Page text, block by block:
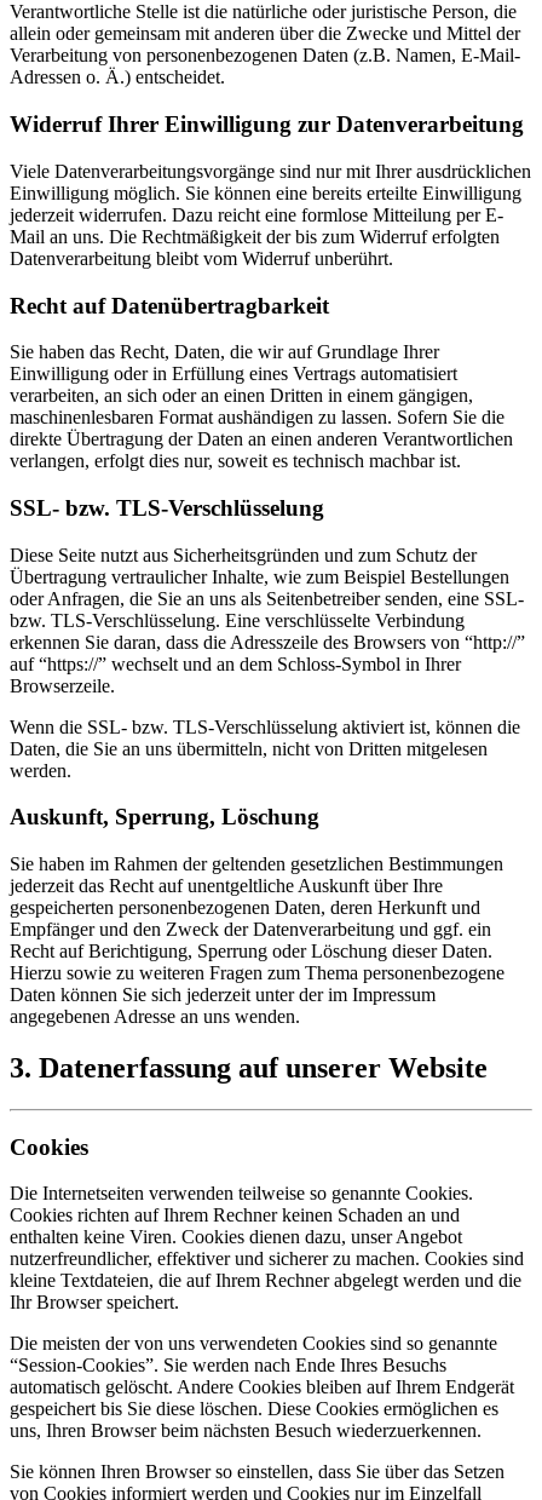
Verantwortliche Stelle ist die natürliche oder juristische Person, die
allein oder gemeinsam mit anderen über die Zwecke und Mittel der
Verarbeitung von personenbezogenen Daten (z.B. Namen, E-Mail-
Adressen o. Ä.) entscheidet.
Widerruf Ihrer Einwilligung zur Datenverarbeitung
Viele Datenverarbeitungsvorgänge sind nur mit Ihrer ausdrücklichen
Einwilligung möglich. Sie können eine bereits erteilte Einwilligung
jederzeit widerrufen. Dazu reicht eine formlose Mitteilung per E-
Mail an uns. Die Rechtmäßigkeit der bis zum Widerruf erfolgten
Datenverarbeitung bleibt vom Widerruf unberührt.
Recht auf Datenübertragbarkeit
Sie haben das Recht, Daten, die wir auf Grundlage Ihrer
Einwilligung oder in Erfüllung eines Vertrags automatisiert
verarbeiten, an sich oder an einen Dritten in einem gängigen,
maschinenlesbaren Format aushändigen zu lassen. Sofern Sie die
direkte Übertragung der Daten an einen anderen Verantwortlichen
verlangen, erfolgt dies nur, soweit es technisch machbar ist.
SSL- bzw. TLS-Verschlüsselung
Diese Seite nutzt aus Sicherheitsgründen und zum Schutz der
Übertragung vertraulicher Inhalte, wie zum Beispiel Bestellungen
oder Anfragen, die Sie an uns als Seitenbetreiber senden, eine SSL-
bzw. TLS-Verschlüsselung. Eine verschlüsselte Verbindung
erkennen Sie daran, dass die Adresszeile des Browsers von “http://”
auf “https://” wechselt und an dem Schloss-Symbol in Ihrer
Browserzeile.
Wenn die SSL- bzw. TLS-Verschlüsselung aktiviert ist, können die
Daten, die Sie an uns übermitteln, nicht von Dritten mitgelesen
werden.
Auskunft, Sperrung, Löschung
Sie haben im Rahmen der geltenden gesetzlichen Bestimmungen
jederzeit das Recht auf unentgeltliche Auskunft über Ihre
gespeicherten personenbezogenen Daten, deren Herkunft und
Empfänger und den Zweck der Datenverarbeitung und ggf. ein
Recht auf Berichtigung, Sperrung oder Löschung dieser Daten.
Hierzu sowie zu weiteren Fragen zum Thema personenbezogene
Daten können Sie sich jederzeit unter der im Impressum
angegebenen Adresse an uns wenden.
3. Datenerfassung auf unserer Website
Cookies
Die Internetseiten verwenden teilweise so genannte Cookies.
Cookies richten auf Ihrem Rechner keinen Schaden an und
enthalten keine Viren. Cookies dienen dazu, unser Angebot
nutzerfreundlicher, effektiver und sicherer zu machen. Cookies sind
kleine Textdateien, die auf Ihrem Rechner abgelegt werden und die
Ihr Browser speichert.
Die meisten der von uns verwendeten Cookies sind so genannte
“Session-Cookies”. Sie werden nach Ende Ihres Besuchs
automatisch gelöscht. Andere Cookies bleiben auf Ihrem Endgerät
gespeichert bis Sie diese löschen. Diese Cookies ermöglichen es
uns, Ihren Browser beim nächsten Besuch wiederzuerkennen.
Sie können Ihren Browser so einstellen, dass Sie über das Setzen
von Cookies informiert werden und Cookies nur im Einzelfall